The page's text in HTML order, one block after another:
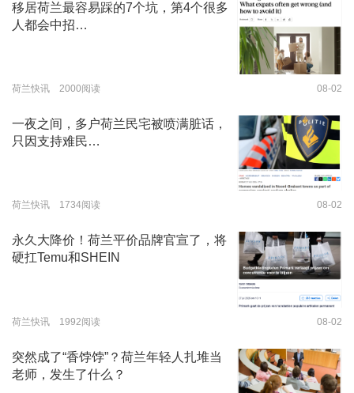
移居荷兰最容易踩的7个坑，第4个很多
人都会中招…
荷兰快讯 2000阅读 08-02
一夜之间，多户荷兰民宅被喷满脏话，
只因支持难民…
荷兰快讯 1734阅读 08-02
永久大降价！荷兰平价品牌官宣了，将
硬扛Temu和SHEIN
荷兰快讯 1992阅读 08-02
突然成了“香饽饽”？荷兰年轻人扎堆当
老师，发生了什么？